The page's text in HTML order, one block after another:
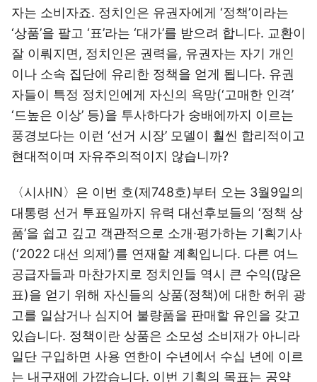
자는 소비자죠. 정치인은 유권자에게 ‘정책’이라는
‘상품’을 팔고 ‘표’라는 ‘대가’를 받으려 합니다. 교환이
잘 이뤄지면, 정치인은 권력을, 유권자는 자기 개인
이나 소속 집단에 유리한 정책을 얻게 됩니다. 유권
자들이 특정 정치인에게 자신의 욕망(‘고매한 인격’
‘드높은 이상’ 등)을 투사하다가 숭배에까지 이르는
풍경보다는 이런 ‘선거 시장’ 모델이 훨씬 합리적이고
현대적이며 자유주의적이지 않습니까?
〈시사IN〉은 이번 호(제748호)부터 오는 3월9일의
대통령 선거 투표일까지 유력 대선후보들의 ‘정책 상
품’을 쉽고 깊고 객관적으로 소개·평가하는 기획기사
(‘2022 대선 의제’)를 연재할 계획입니다. 다른 여느
공급자들과 마찬가지로 정치인들 역시 큰 수익(많은
표)을 얻기 위해 자신들의 상품(정책)에 대한 허위 광
고를 일삼거나 심지어 불량품을 판매할 유인을 갖고
있습니다. 정책이란 상품은 소모성 소비재가 아니라
일단 구입하면 사용 연한이 수년에서 수십 년에 이르
는 내구재에 가깝습니다. 이번 기획의 목표는 공약